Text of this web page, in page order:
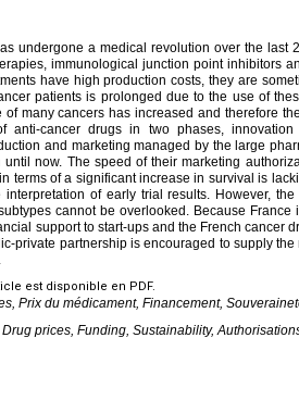
undergone a medical revolution over the last
immunological junction point inhibitors
have high production costs, they are
patients is prolonged due to the use of
of many cancers has increased and therefore
anti-cancer drugs in two phases,
and marketing managed by the large
now. The speed of their marketing
terms of a significant increase in survival is
of early trial results. However,
cannot be overlooked. Because
support to start-ups and the French cancer
private partnership is encouraged to supply
est disponible en PDF.
Prix du médicament, Financement,
prices, Funding, Sustainability,